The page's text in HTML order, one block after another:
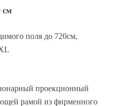
см
поля до 720см,
проекционный
рамой из фирменного